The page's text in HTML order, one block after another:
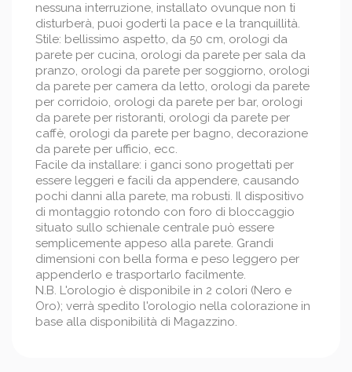
nessuna interruzione, installato ovunque non ti
disturberà, puoi goderti la pace e la tranquillità.
Stile: bellissimo aspetto, da 50 cm, orologi da
parete per cucina, orologi da parete per sala da
pranzo, orologi da parete per soggiorno, orologi
da parete per camera da letto, orologi da parete
per corridoio, orologi da parete per bar, orologi
da parete per ristoranti, orologi da parete per
caffè, orologi da parete per bagno, decorazione
da parete per ufficio, ecc.
Facile da installare: i ganci sono progettati per
essere leggeri e facili da appendere, causando
pochi danni alla parete, ma robusti. Il dispositivo
di montaggio rotondo con foro di bloccaggio
situato sullo schienale centrale può essere
semplicemente appeso alla parete. Grandi
dimensioni con bella forma e peso leggero per
appenderlo e trasportarlo facilmente.
N.B. L'orologio è disponibile in 2 colori (Nero e
Oro); verrà spedito l'orologio nella colorazione in
base alla disponibilità di Magazzino.